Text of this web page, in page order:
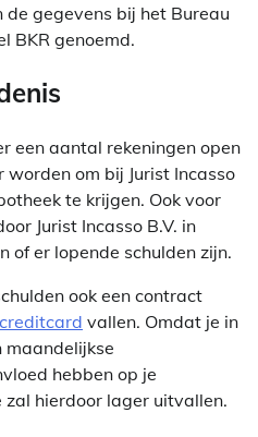
de gegevens bij het Bureau
BKR genoemd.
een aantal rekeningen open
om bij Jurist Incasso
te krijgen. Ook voor
Jurist Incasso B.V. in
of er lopende schulden zijn.
ook een contract
creditcard vallen. Omdat je in
hebben op je
hierdoor lager uitvallen.